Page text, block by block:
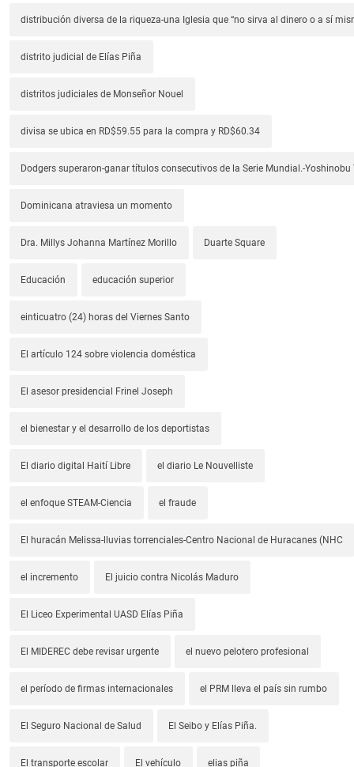
distribución diversa de la riqueza-una Iglesia que “no sirva al dinero o a sí
distrito judicial de Elías Piña
distritos judiciales de Monseñor Nouel
divisa se ubica en RD$59.55 para la compra y RD$60.34
Dodgers superaron-ganar títulos consecutivos de la Serie Mundial.-
Dominicana atraviesa un momento
Dra. Millys Johanna Martínez Morillo Duarte Square
Educación educación superior
einticuatro (24) horas del Viernes Santo
El artículo 124 sobre violencia doméstica
El asesor presidencial Frinel Joseph
el bienestar y el desarrollo de los deportistas
El diario digital Haití Libre el diario Le Nouvelliste
el enfoque STEAM-Ciencia el fraude
El huracán Melissa-lluvias torrenciales-Centro Nacional de Huracanes (NHC
el incremento El juicio contra Nicolás Maduro
El Liceo Experimental UASD Elías Piña
El MIDEREC debe revisar urgente el nuevo pelotero profesional
el período de firmas internacionales el PRM lleva el país sin rumbo
El Seguro Nacional de Salud El Seibo y Elías Piña.
El transporte escolar El vehículo elias piña